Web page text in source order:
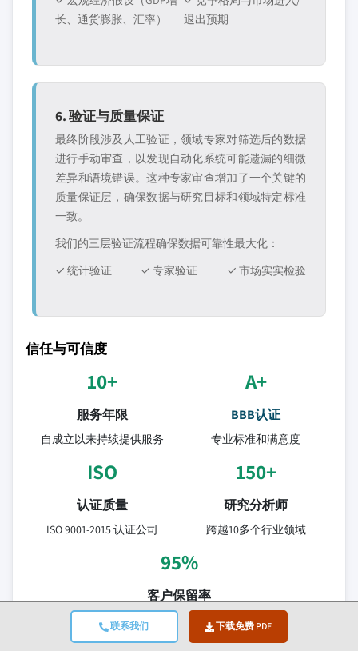
联系我们 下载免费 PDF
长、通货膨胀、汇率）
退出预期
6. 验证与质量保证
最终阶段涉及人工验证，领域专家对筛选后的数据
进行手动审查，以发现自动化系统可能遗漏的细微
差异和语境错误。这种专家审查增加了一个关键的
质量保证层，确保数据与研究目标和领域特定标准
一致。
我们的三层验证流程确保数据可靠性最大化：
✓ 统计验证
✓ 专家验证 ✓ 市场实实检验
信任与可信度
10+
服务年限
自成立以来持续提供服务
A+
BBB认证
专业标准和满意度
ISO
认证质量
ISO 9001-2015 认证公司
150+
研究分析师
跨越10多个行业领域
95%
客户保留率
5年关系价值